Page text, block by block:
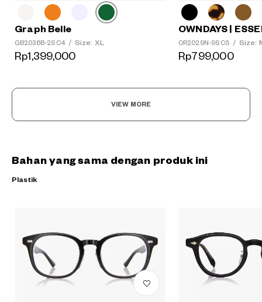
Graph Belle
GB2036B-2S C4 / Size: XL
Rp1,399,000
OWNDAYS |
OR2029N-9S C5 / Size:
Rp799,000
VIEW MORE
Bahan yang sama dengan produk ini
Plastik